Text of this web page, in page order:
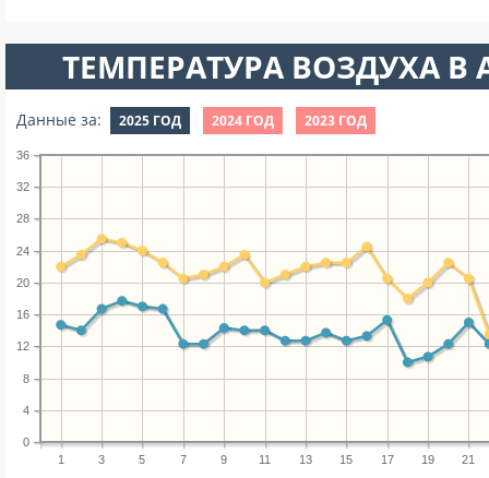
ТЕМПЕРАТУРА ВОЗДУХА В
Данные за: 2025 ГОД 2024 ГОД 2023 ГОД
1 3 5 7 9 11 13 15 17 19 21
0
4
8
12
16
20
24
28
32
36